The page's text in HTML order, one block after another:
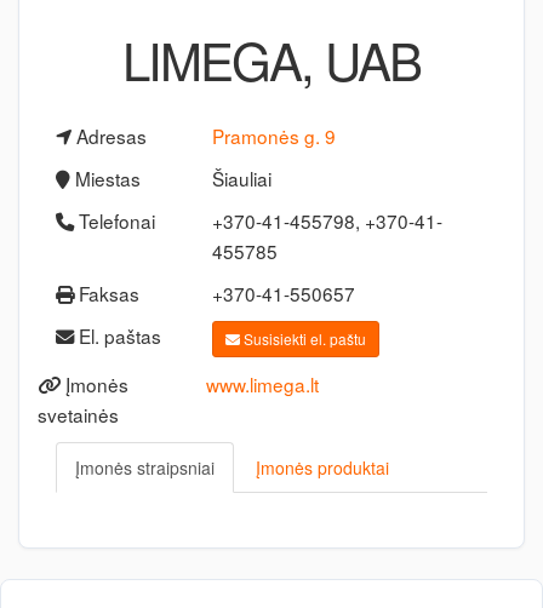
LIMEGA, UAB
Adresas
Pramonės g. 9
Miestas
Šiauliai
Telefonai
+370-41-455798, +370-41-
455785
Faksas
+370-41-550657
El. paštas
Susisiekti el. paštu
Įmonės
svetainės
www.limega.lt
Įmonės straipsniai Įmonės produktai